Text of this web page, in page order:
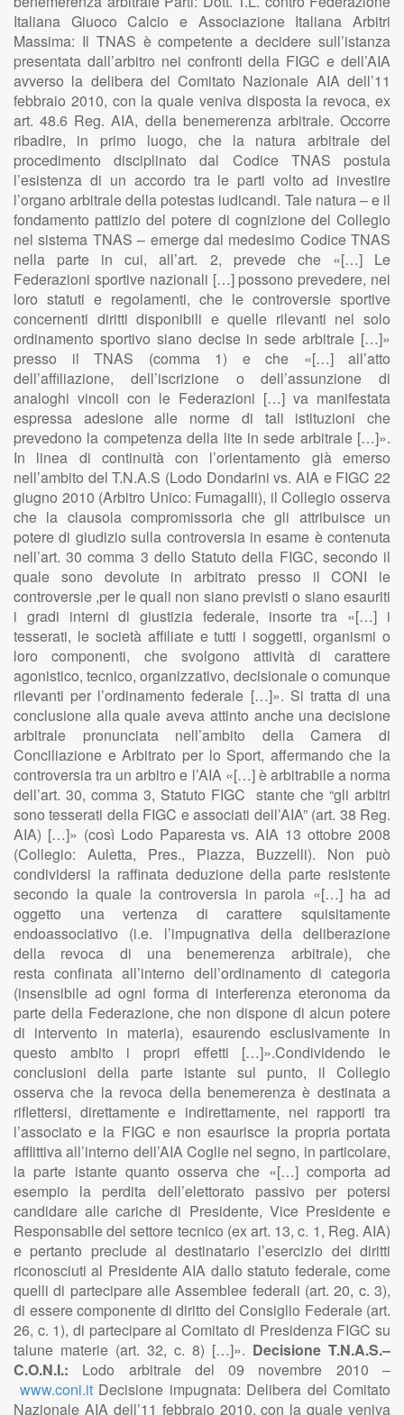
Italiana Giuoco Calcio e Associazione Italiana Arbitri
Massima: Il TNAS è competente a decidere sull’istanza
presentata dall’arbitro nei confronti della FIGC e dell’AIA
avverso la delibera del Comitato Nazionale AIA dell’11
febbraio 2010, con la quale veniva disposta la revoca, ex
art. 48.6 Reg. AIA, della benemerenza arbitrale. Occorre
ribadire, in primo luogo, che la natura arbitrale del
procedimento disciplinato dal Codice TNAS postula
l’esistenza di un accordo tra le parti volto ad investire
l’organo arbitrale della potestas iudicandi. Tale natura – e il
fondamento pattizio del potere di cognizione del Collegio
nel sistema TNAS – emerge dal medesimo Codice TNAS
nella parte in cui, all’art. 2, prevede che «[…] Le
Federazioni sportive nazionali […] possono prevedere, nei
loro statuti e regolamenti, che le controversie sportive
concernenti diritti disponibili e quelle rilevanti nel solo
ordinamento sportivo siano decise in sede arbitrale […]»
presso il TNAS (comma 1) e che «[…] all’atto
dell’affiliazione, dell’iscrizione o dell’assunzione di
analoghi vincoli con le Federazioni […] va manifestata
espressa adesione alle norme di tali istituzioni che
prevedono la competenza della lite in sede arbitrale […]».
In linea di continuità con l’orientamento già emerso
nell’ambito del T.N.A.S (Lodo Dondarini vs. AIA e FIGC 22
giugno 2010 (Arbitro Unico: Fumagalli), il Collegio osserva
che la clausola compromissoria che gli attribuisce un
potere di giudizio sulla controversia in esame è contenuta
nell’art. 30 comma 3 dello Statuto della FIGC, secondo il
quale sono devolute in arbitrato presso il CONI le
controversie ,per le quali non siano previsti o siano esauriti
i gradi interni di giustizia federale, insorte tra «[…] i
tesserati, le società affiliate e tutti i soggetti, organismi o
loro componenti, che svolgono attività di carattere
agonistico, tecnico, organizzativo, decisionale o comunque
rilevanti per l’ordinamento federale […]». Si tratta di una
conclusione alla quale aveva attinto anche una decisione
arbitrale pronunciata nell’ambito della Camera di
Conciliazione e Arbitrato per lo Sport, affermando che la
controversia tra un arbitro e l’AIA «[…] è arbitrabile a norma
dell’art. 30, comma 3, Statuto FIGC stante che “gli arbitri
sono tesserati della FIGC e associati dell’AIA” (art. 38 Reg.
AIA) […]» (così Lodo Paparesta vs. AIA 13 ottobre 2008
(Collegio: Auletta, Pres., Piazza, Buzzelli). Non può
condividersi la raffinata deduzione della parte resistente
secondo la quale la controversia in parola «[…] ha ad
oggetto una vertenza di carattere squisitamente
endoassociativo (i.e. l’impugnativa della deliberazione
della revoca di una benemerenza arbitrale), che
resta confinata all’interno dell’ordinamento di categoria
(insensibile ad ogni forma di interferenza eteronoma da
parte della Federazione, che non dispone di alcun potere
di intervento in materia), esaurendo esclusivamente in
questo ambito i propri effetti […]».Condividendo le
conclusioni della parte istante sul punto, il Collegio
osserva che la revoca della benemerenza è destinata a
riflettersi, direttamente e indirettamente, nei rapporti tra
l’associato e la FIGC e non esaurisce la propria portata
afflittiva all’interno dell’AIA Coglie nel segno, in particolare,
la parte istante quanto osserva che «[…] comporta ad
esempio la perdita dell’elettorato passivo per potersi
candidare alle cariche di Presidente, Vice Presidente e
Responsabile del settore tecnico (ex art. 13, c. 1, Reg. AIA)
e pertanto preclude al destinatario l’esercizio dei diritti
riconosciuti al Presidente AIA dallo statuto federale, come
quelli di partecipare alle Assemblee federali (art. 20, c. 3),
di essere componente di diritto del Consiglio Federale (art.
26, c. 1), di partecipare al Comitato di Presidenza FIGC su
talune materie (art. 32, c. 8) […]». Decisione T.N.A.S.–
C.O.N.I.: Lodo arbitrale del 09 novembre 2010 –
www.coni.itDecisione impugnata: Delibera del Comitato
Nazionale AIA dell’11 febbraio 2010, con la quale veniva